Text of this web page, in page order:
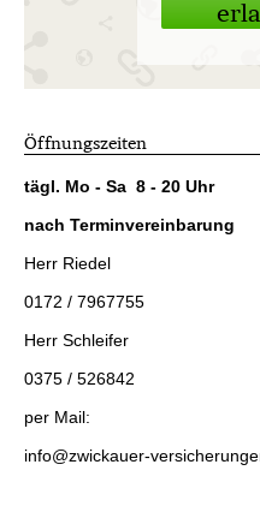
Öffnungszeiten
tägl. Mo - Sa 8 - 20 Uhr
nach Terminvereinbarung
Herr Riedel
0172 / 7967755
Herr Schleifer
0375 / 526842
per Mail:
info@zwickauer-